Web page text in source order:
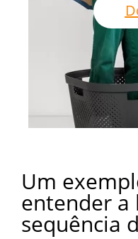
Um
entender a
sequência